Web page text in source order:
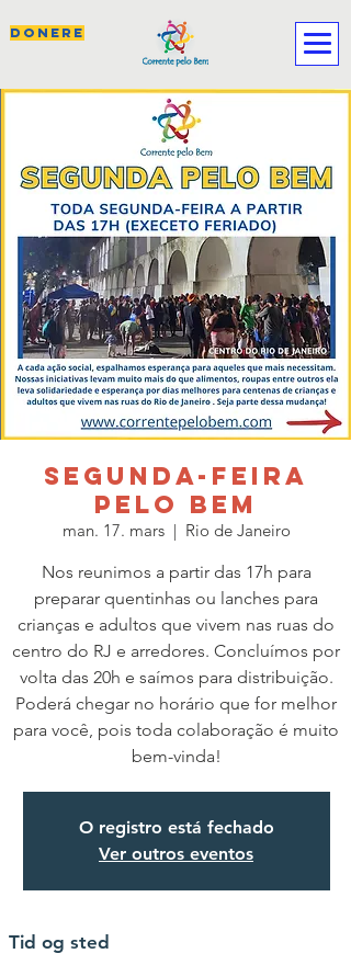
DONERE
SEGUNDA-FEIRA
PELO BEM
man. 17. mars
  |
Rio de Janeiro
Nos reunimos a partir das 17h para
preparar quentinhas ou lanches para
crianças e adultos que vivem nas ruas do
centro do RJ e arredores. Concluímos por
volta das 20h e saímos para distribuição.
Poderá chegar no horário que for melhor
para você, pois toda colaboração é muito
O registro está fechado
Ver outros eventos
Tid og sted